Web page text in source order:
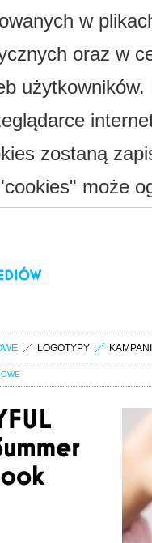
w
oraz w
zostaną
może
LOGOTYPY